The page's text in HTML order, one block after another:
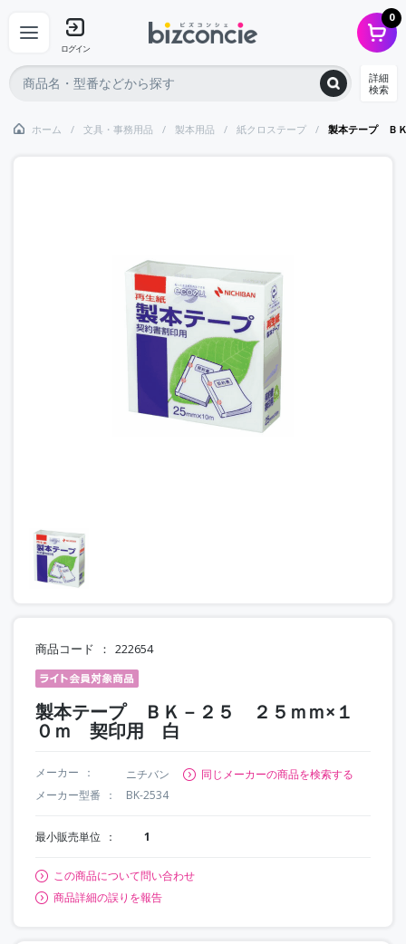
ログイン
0
詳細
検索
ホーム 文具・事務用品 製本用品 紙クロステープ 製本テープ Ｂ
商品コード 222654
製本テープ ＢＫ－２５ ２５ｍｍ×１
０ｍ 契印用 白
メーカー ニチバン
同じメーカーの商品を検索する
メーカー型番
BK-2534
最小販売単位 1
この商品について問い合わせ
商品詳細の誤りを報告